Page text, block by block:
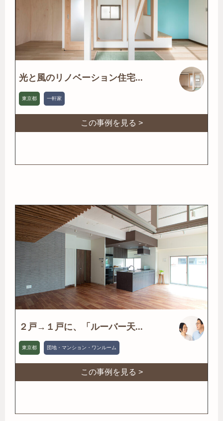
光と風のリノベーション住宅...
東京都 一軒家
この事例を見る >
２戸→１戸に、「ルーバー天...
東京都 団地・マンション・ワンルーム
この事例を見る >